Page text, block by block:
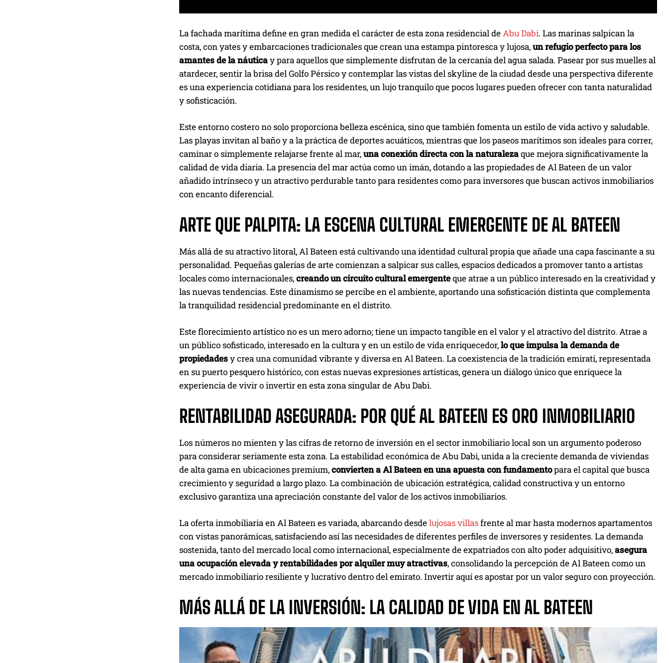
La fachada marítima define en gran medida el carácter de esta zona residencial deAbu Dabi. Las marinas salpican la
costa, con yates y embarcaciones tradicionales que crean una estampa pintoresca y lujosa,un refugio perfecto para los
amantes de la náuticay para aquellos que simplemente disfrutan de la cercanía del agua salada. Pasear por sus muelles al
atardecer, sentir la brisa del Golfo Pérsico y contemplar las vistas del skyline de la ciudad desde una perspectiva diferente
es una experiencia cotidiana para los residentes, un lujo tranquilo que pocos lugares pueden ofrecer con tanta naturalidad
y sofisticación.
Este entorno costero no solo proporciona belleza escénica, sino que también fomenta un estilo de vida activo y saludable.
Las playas invitan al baño y a la práctica de deportes acuáticos, mientras que los paseos marítimos son ideales para correr,
caminar o simplemente relajarse frente al mar,una conexión directa con la naturalezaque mejora significativamente la
calidad de vida diaria. La presencia del mar actúa como un imán, dotando a las propiedades de Al Bateen de un valor
añadido intrínseco y un atractivo perdurable tanto para residentes como para inversores que buscan activos inmobiliarios
con encanto diferencial.
ARTE QUE PALPITA: LA ESCENA CULTURAL EMERGENTE DE AL BATEEN
Más allá de su atractivo litoral, Al Bateen está cultivando una identidad cultural propia que añade una capa fascinante a su
personalidad. Pequeñas galerías de arte comienzan a salpicar sus calles, espacios dedicados a promover tanto a artistas
locales como internacionales,creando un circuito cultural emergenteque atrae a un público interesado en la creatividad y
las nuevas tendencias. Este dinamismo se percibe en el ambiente, aportando una sofisticación distinta que complementa
la tranquilidad residencial predominante en el distrito.
Este florecimiento artístico no es un mero adorno; tiene un impacto tangible en el valor y el atractivo del distrito. Atrae a
un público sofisticado, interesado en la cultura y en un estilo de vida enriquecedor,lo que impulsa la demanda de
propiedadesy crea una comunidad vibrante y diversa en Al Bateen. La coexistencia de la tradición emiratí, representada
en su puerto pesquero histórico, con estas nuevas expresiones artísticas, genera un diálogo único que enriquece la
experiencia de vivir o invertir en esta zona singular de Abu Dabi.
RENTABILIDAD ASEGURADA: POR QUÉ AL BATEEN ES ORO INMOBILIARIO
Los números no mienten y las cifras de retorno de inversión en el sector inmobiliario local son un argumento poderoso
para considerar seriamente esta zona. La estabilidad económica de Abu Dabi, unida a la creciente demanda de viviendas
de alta gama en ubicaciones premium,convierten a Al Bateen en una apuesta con fundamentopara el capital que busca
crecimiento y seguridad a largo plazo. La combinación de ubicación estratégica, calidad constructiva y un entorno
exclusivo garantiza una apreciación constante del valor de los activos inmobiliarios.
La oferta inmobiliaria en Al Bateen es variada, abarcando desdelujosas villasfrente al mar hasta modernos apartamentos
con vistas panorámicas, satisfaciendo así las necesidades de diferentes perfiles de inversores y residentes. La demanda
sostenida, tanto del mercado local como internacional, especialmente de expatriados con alto poder adquisitivo,asegura
una ocupación elevada y rentabilidades por alquiler muy atractivas, consolidando la percepción de Al Bateen como un
mercado inmobiliario resiliente y lucrativo dentro del emirato. Invertir aquí es apostar por un valor seguro con proyección.
MÁS ALLÁ DE LA INVERSIÓN: LA CALIDAD DE VIDA EN AL BATEEN